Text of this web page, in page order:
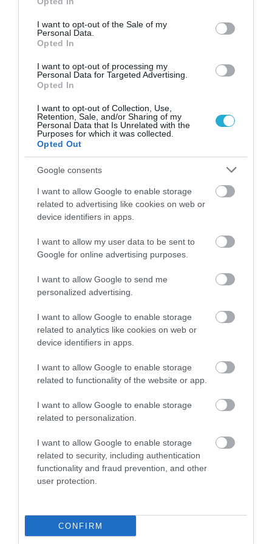
use your data for below specified purposes in below Google
consent section.
I want to opt-out of the Sale of my
Personal Data.
Opted In
I want to opt-out of processing my
Personal Data for Targeted Advertising.
Opted In
I want to opt-out of Collection, Use,
Retention, Sale, and/or Sharing of my
Personal Data that Is Unrelated with the
Purposes for which it was collected.
Opted Out
Google consents
I want to allow Google to enable storage
related to advertising like cookies on web or
device identifiers in apps.
I want to allow my user data to be sent to
Google for online advertising purposes.
I want to allow Google to send me
personalized advertising.
I want to allow Google to enable storage
related to analytics like cookies on web or
device identifiers in apps.
I want to allow Google to enable storage
related to functionality of the website or app.
I want to allow Google to enable storage
related to personalization.
I want to allow Google to enable storage
related to security, including authentication
functionality and fraud prevention, and other
user protection.
CONFIRM
31.07.2026 15:05
Το σύμπτωμα που εμφανίζεται τη νύχτα
και μπορεί να προειδοποιεί για
καρδιοπάθεια
31.07.2026 03:06
Ιατρικά μυστήρια που έμειναν ανεξήγητα
για δεκαετίες
31.07.2026 03:05
Εκεί που κρύβεται ο μεγαλύτερος κίνδυνος